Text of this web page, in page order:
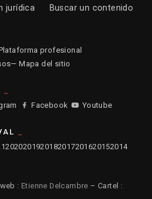
jurídica Buscar un contenido
profesional
— Mapa del sitio
Facebook Youtube
2020201920182017201620152014
: Etienne Delcambre – Cartel :